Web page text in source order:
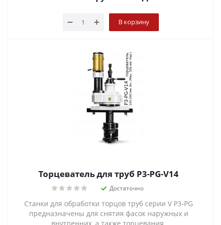
В корзину
Торцеватель для труб P3-PG-V14
Достаточно
Станки для обработки торцов труб серии V P3-PG
предназначены для снятия фасок наружных и